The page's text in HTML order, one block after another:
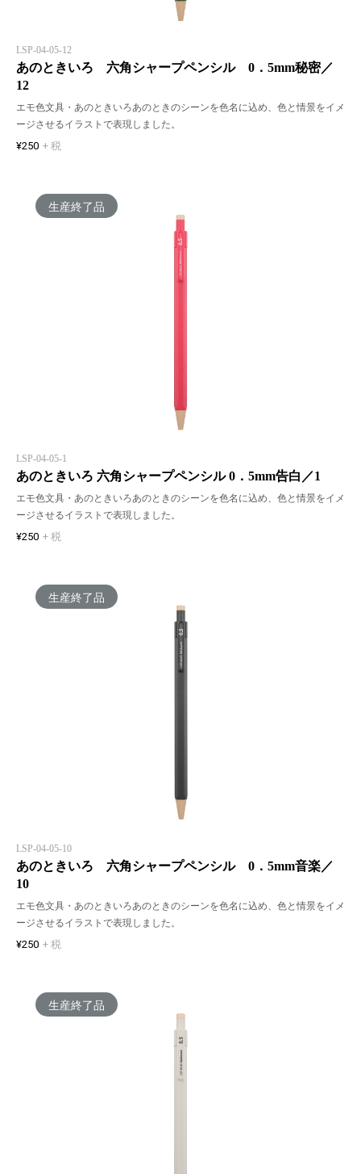
LSP-04-05-12
あのときいろ 六角シャープペンシル 0．5mm秘密／
12
エモ色文具・あのときいろあのときのシーンを色名に込め、色と情景をイメ
ージさせるイラストで表現しました。
¥250 + 税
生産終了品
LSP-04-05-1
あのときいろ 六角シャープペンシル 0．5mm告白／1
エモ色文具・あのときいろあのときのシーンを色名に込め、色と情景をイメ
ージさせるイラストで表現しました。
¥250 + 税
生産終了品
LSP-04-05-10
あのときいろ 六角シャープペンシル 0．5mm音楽／
10
エモ色文具・あのときいろあのときのシーンを色名に込め、色と情景をイメ
ージさせるイラストで表現しました。
¥250 + 税
生産終了品